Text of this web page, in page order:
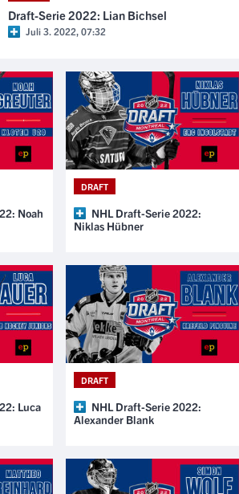
Draft-Serie 2022: Lian Bichsel
Juli 3. 2022, 07:32
Noah
DRAFT
NHL Draft-Serie 2022:
Niklas Hübner
Luca
DRAFT
NHL Draft-Serie 2022:
Alexander Blank